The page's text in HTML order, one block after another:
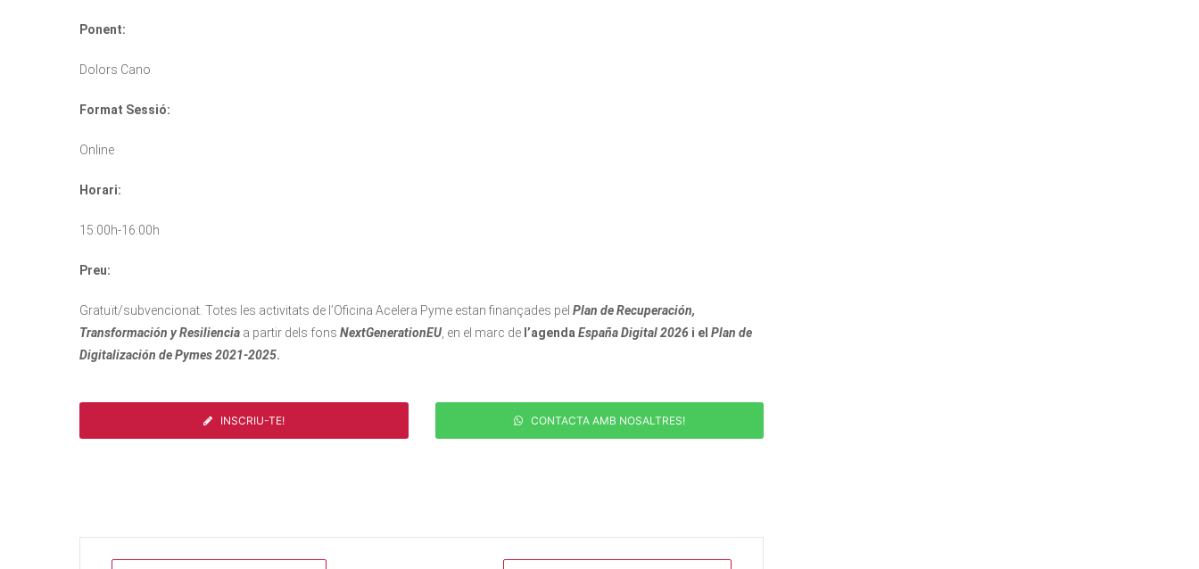
Ponent:
Dolors Cano
Format Sessió:
Online
Horari:
15:00h-16:00h
Preu:
Gratuït/subvencionat. Totes les activitats de l’Oficina Acelera Pyme estan finançades pel Plan de Recuperación,
Transformación y Resiliencia a partir dels fons NextGenerationEU, en el marc de l’agendaEspaña Digital 2026 i el Plan de
Digitalización de Pymes 2021-2025.
INSCRIU-TE! CONTACTA AMB NOSALTRES!